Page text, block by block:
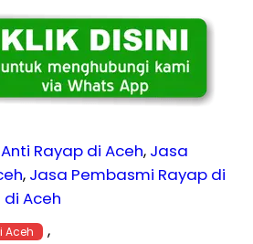
Rayap di Aceh, Jasa
, Jasa Pembasmi Rayap di
Aceh
Aceh ,